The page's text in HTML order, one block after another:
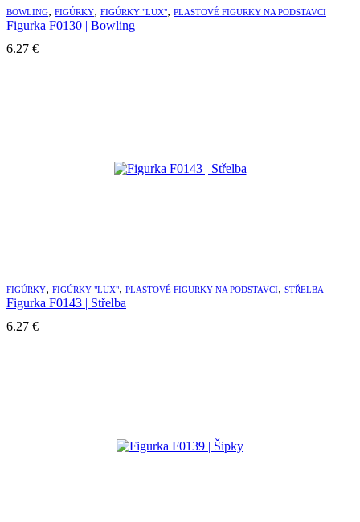
BOWLING, FIGÚRKY, FIGÚRKY "LUX", PLASTOVÉ FIGURKY NA PODSTAVCI
Figurka F0130 | Bowling
6.27 €
FIGÚRKY, FIGÚRKY "LUX", PLASTOVÉ FIGURKY NA PODSTAVCI, STŘELBA
Figurka F0143 | Střelba
6.27 €